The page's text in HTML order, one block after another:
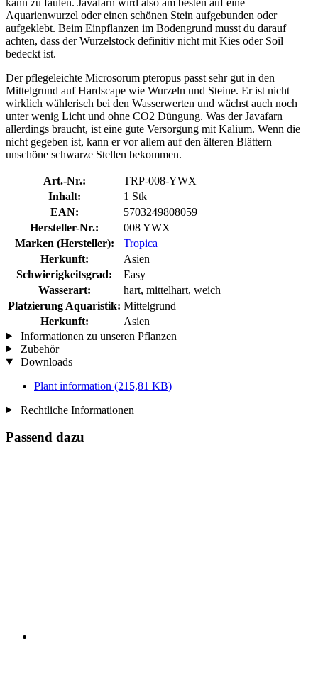
Aquarienwurzel oder einen schönen Stein aufgebunden oder
aufgeklebt. Beim Einpflanzen im Bodengrund musst du darauf
achten, dass der Wurzelstock definitiv nicht mit Kies oder Soil
bedeckt ist.
Der pflegeleichte Microsorum pteropus passt sehr gut in den
Mittelgrund auf Hardscape wie Wurzeln und Steine. Er ist nicht
wirklich wählerisch bei den Wasserwerten und wächst auch noch
unter wenig Licht und ohne CO2 Düngung. Was der Javafarn
allerdings braucht, ist eine gute Versorgung mit Kalium. Wenn die
nicht gegeben ist, kann er vor allem auf den älteren Blättern
unschöne schwarze Stellen bekommen.
Art.-Nr.:
TRP-008-YWX
Inhalt:
1 Stk
EAN:
5703249808059
Hersteller-Nr.:
008 YWX
Marken (Hersteller):
Tropica
Herkunft:
Asien
Schwierigkeitsgrad:
Easy
Wasserart:
hart, mittelhart, weich
Platzierung Aquaristik: Mittelgrund
Herkunft:
Asien
Informationen zu unseren Pflanzen
Zubehör
Downloads
Plant information (215,81 KB)
Rechtliche Informationen
Passend dazu